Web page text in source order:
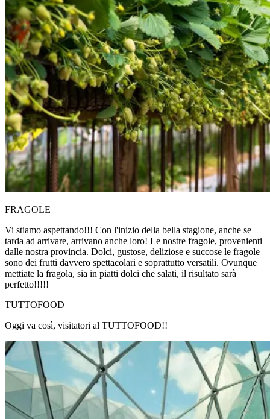
FRAGOLE
Vi stiamo aspettando!!! Con l'inizio della bella stagione, anche se
tarda ad arrivare, arrivano anche loro! Le nostre fragole, provenienti
dalle nostra provincia. Dolci, gustose, deliziose e succose le fragole
sono dei frutti davvero spettacolari e soprattutto versatili. Ovunque
mettiate la fragola, sia in piatti dolci che salati, il risultato sarà
perfetto!!!!!
TUTTOFOOD
Oggi va così, visitatori al TUTTOFOOD!!